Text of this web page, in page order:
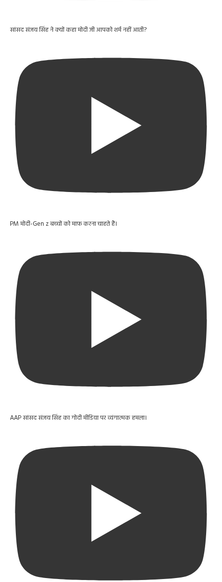
सांसद संजय सिंह ने क्यों कहा मोदी जी आपको शर्म नहीं आती?
PM मोदी-Gen z बच्चों को माफ़ करना चाहते हैं।
AAP सांसद संजय सिंह का गोदी मीडिया पर व्यंगात्मक हमला।